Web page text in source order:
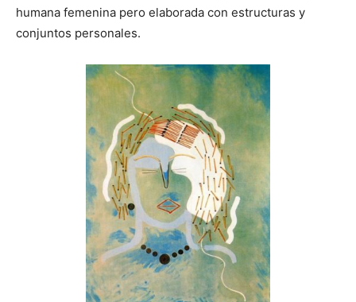
humana femenina pero elaborada con estructuras y
conjuntos personales.